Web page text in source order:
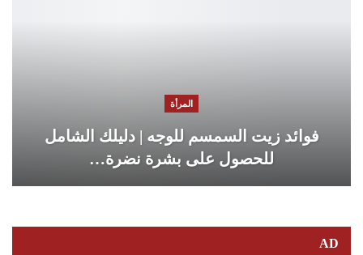
المرأة
فوائد زيت السمسم للوجه | دليلك الشامل
للحصول على بشرة نضرة…
AD